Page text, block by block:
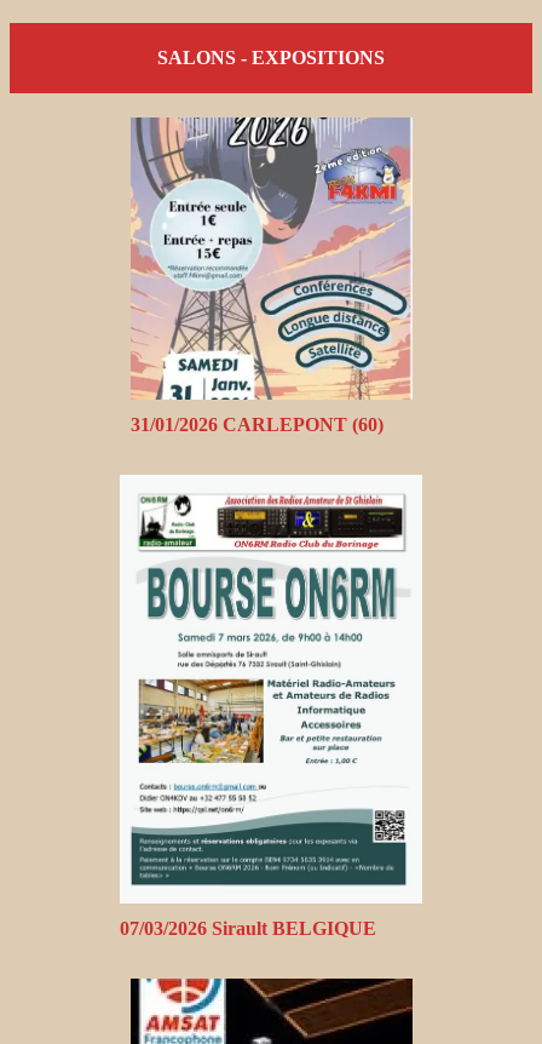
SALONS - EXPOSITIONS
31/01/2026 CARLEPONT (60)
07/03/2026 Sirault BELGIQUE